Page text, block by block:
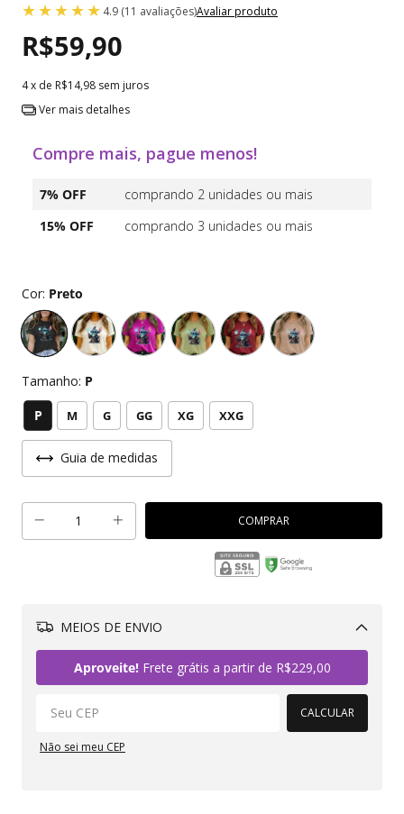
4.9 (11 avaliações)Avaliar produto
R$59,90
4x de R$14,98 sem juros
Ver mais detalhes
Compre mais, pague menos!
7% OFF
comprando 2 unidades ou mais
15% OFF
comprando 3 unidades ou mais
Cor: Preto
Tamanho: P
P M G GG XG XXG
Guia de medidas
MEIOS DE ENVIO
Aproveite!Frete grátis a partir de R$229,00
CALCULAR
Não sei meu CEP